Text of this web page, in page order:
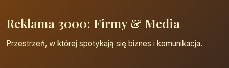
Reklama 3000: Firmy & Media
Przestrzeń, w której spotykają się biznes i komunikacja.